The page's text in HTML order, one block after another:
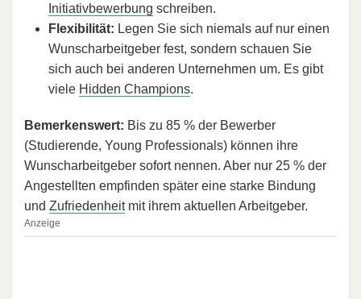
Initiativbewerbung schreiben.
Flexibilität: Legen Sie sich niemals auf nur einen
Wunscharbeitgeber fest, sondern schauen Sie
sich auch bei anderen Unternehmen um. Es gibt
viele Hidden Champions.
Bemerkenswert: Bis zu 85 % der Bewerber
(Studierende, Young Professionals) können ihre
Wunscharbeitgeber sofort nennen. Aber nur 25 % der
Angestellten empfinden später eine starke Bindung
und Zufriedenheitmit ihrem aktuellen Arbeitgeber.
Anzeige